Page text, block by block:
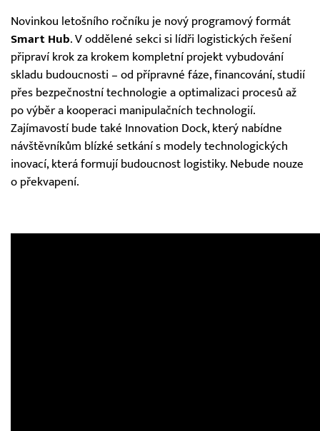
Novinkou letošního ročníku je nový programový formát
Smart Hub. V oddělené sekci si lídři logistických řešení
připraví krok za krokem kompletní projekt vybudování
skladu budoucnosti – od přípravné fáze, financování, studií
přes bezpečnostní technologie a optimalizaci procesů až
po výběr a kooperaci manipulačních technologií.
Zajímavostí bude také Innovation Dock, který nabídne
návštěvníkům blízké setkání s modely technologických
inovací, která formují budoucnost logistiky. Nebude nouze
o překvapení.